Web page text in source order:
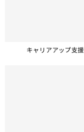
キャリアアップ支援